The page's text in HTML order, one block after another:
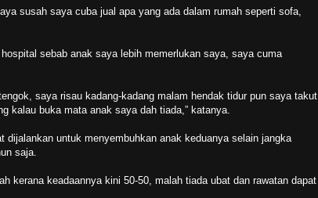
susah saya cuba jual apa yang ada dalam rumah seperti sofa,
sebab anak saya lebih memerlukan saya, saya cuma
saya risau kadang-kadang malam hendak tidur pun saya takut
kalau buka mata anak saya dah tiada,” katanya.
dijalankan untuk menyembuhkan anak keduanya selain jangka
saja.
kerana keadaannya kini 50-50, malah tiada ubat dan rawatan dapat